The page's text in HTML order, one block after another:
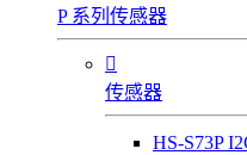
P 系列传感器

传感器
HS-S73P